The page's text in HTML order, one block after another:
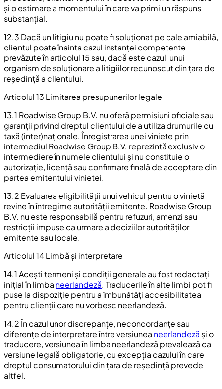
și o estimare a momentului în care va primi un răspuns
substanțial.
12.3 Dacă un litigiu nu poate fi soluționat pe cale amiabilă,
clientul poate înainta cazul instanței competente
prevăzute în articolul 15 sau, dacă este cazul, unui
organism de soluționare a litigiilor recunoscut din țara de
reședință a clientului.
Articolul 13 Limitarea presupunerilor legale
13.1 Roadwise Group B.V. nu oferă permisiuni oficiale sau
garanții privind dreptul clientului de a utiliza drumurile cu
taxă (inter)naționale. Înregistrarea unei viniete prin
intermediul Roadwise Group B.V. reprezintă exclusiv o
intermediere în numele clientului și nu constituie o
autorizație, licență sau confirmare finală de acceptare din
partea emitentului vinietei.
13.2 Evaluarea eligibilității unui vehicul pentru o vinietă
revine în întregime autorității emitente. Roadwise Group
B.V. nu este responsabilă pentru refuzuri, amenzi sau
restricții impuse ca urmare a deciziilor autorităților
emitente sau locale.
Articolul 14 Limbă și interpretare
14.1 Acești termeni și condiții generale au fost redactați
inițial în limba neerlandeză. Traducerile în alte limbi pot fi
puse la dispoziție pentru a îmbunătăți accesibilitatea
pentru clienții care nu vorbesc neerlandeză.
14.2 În cazul unor discrepanțe, neconcordanțe sau
diferențe de interpretare între versiunea neerlandeză și o
traducere, versiunea în limba neerlandeză prevalează ca
versiune legală obligatorie, cu excepția cazului în care
dreptul consumatorului din țara de reședință prevede
altfel.